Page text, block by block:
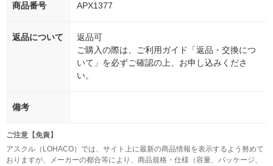
商品番号 APX1377
返品について
返品可
ご購入の際は、ご利用ガイド「返品・交換につ
いて」を必ずご確認の上、お申し込みくださ
い。
備考
ご注意【免責】
アスクル（LOHACO）では、サイト上に最新の商品情報を表示するよう努めて
おりますが、メーカーの都合等により、商品規格・仕様（容量、パッケージ、